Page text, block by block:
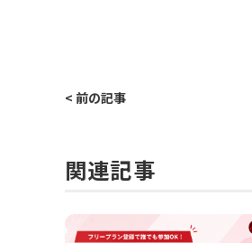
< 前の記事
関連記事